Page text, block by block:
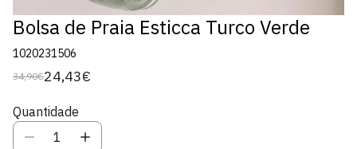
Bolsa de Praia Esticca Turco Verde
1020231506
Preço
34,90€
Preço
venda
24,43€
Quantidade